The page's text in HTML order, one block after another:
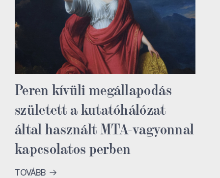
Peren kívüli megállapodás
született a kutatóhálózat
által használt MTA-vagyonnal
kapcsolatos perben
TOVÁBB